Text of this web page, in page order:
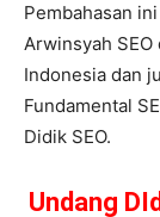
Pembahasan
Arwinsyah
Indonesia dan
Fundamental
Didik SEO.
Undang